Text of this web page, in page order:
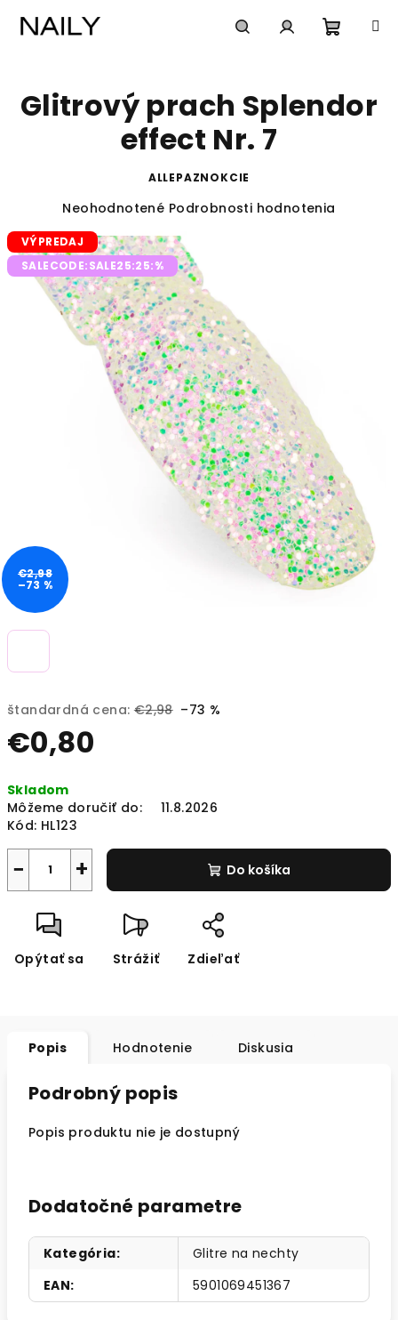
košík
štandardná cena: €2,98 –73 %
€0,80
cena:
Skladom
Môžeme doručiť do:
11.8.2026
Kód: HL123
+
− Do košíka
Opýtať sa Strážiť Zdieľať
Glitrový prach Splendor
effect Nr. 7
ALLEPAZNOKCIE
Priemerné
produktu
je
0,0
z
5
hviezdičiek.
Neohodnotené Podrobnosti hodnotenia
VÝPREDAJ
SALECODE:SALE25:25:%
€2,98
–73 %
Popis Hodnotenie Diskusia
Podrobný popis
Popis produktu nie je dostupný
Dodatočné parametre
Kategória:
Glitre na nechty
EAN: 5901069451367